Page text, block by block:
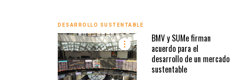
DESARROLLO SUSTENTABLE
BMV y SUMe firman
acuerdo para el
desarrollo de un mercado
sustentable